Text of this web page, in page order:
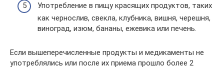
Употребление в пищу красящих продуктов, таких
как чернослив, свекла, клубника, вишня, черешня,
виноград, изюм, бананы, ежевика или печень.
Если вышеперечисленные продукты и медикаменты не
употреблялись или после их приема прошло более 2